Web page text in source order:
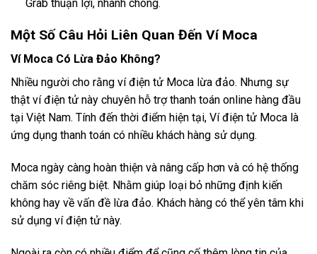
Grab thuận lợi, nhanh chóng.
Một Số Câu Hỏi Liên Quan Đến Ví Moca
Ví Moca Có Lừa Đảo Không?
Nhiều người cho rằng ví điện tử Moca lừa đảo. Nhưng sự
thật ví điện tử này chuyên hỗ trợ thanh toán online hàng đầu
tại Việt Nam. Tính đến thời điểm hiện tại, Ví điện tử Moca là
ứng dụng thanh toán có nhiều khách hàng sử dụng.
Moca ngày càng hoàn thiện và nâng cấp hơn và có hệ thống
chăm sóc riêng biệt. Nhằm giúp loại bỏ những định kiến
không hay về vấn đề lừa đảo. Khách hàng có thể yên tâm khi
sử dụng ví điện tử này.